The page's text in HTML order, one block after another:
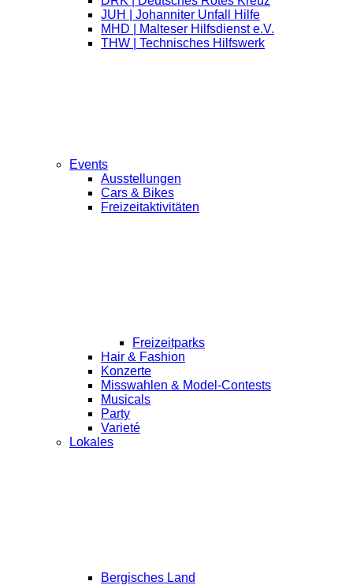
JUH | Johanniter Unfall Hilfe
MHD | Malteser Hilfsdienst e.V.
THW | Technisches Hilfswerk
Events
Ausstellungen
Cars & Bikes
Freizeitaktivitäten
Freizeitparks
Hair & Fashion
Konzerte
Misswahlen & Model-Contests
Musicals
Party
Varieté
Lokales
Bergisches Land